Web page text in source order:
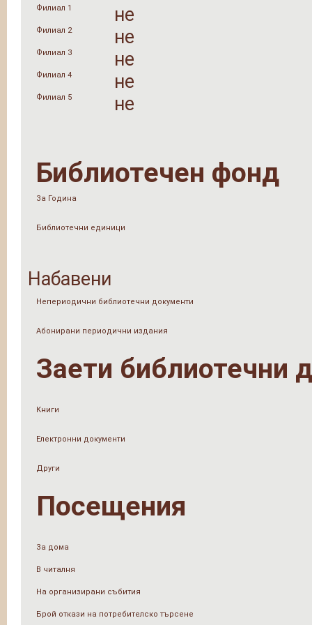
Филиал 1 не
Филиал 2 не
Филиал 3 не
Филиал 4 не
Филиал 5 не
Библиотечен фонд
За Година
Библиотечни единици
Набавени
Непериодични библиотечни документи
Абонирани периодични издания
Заети библиотечни
Книги
Електронни документи
Други
Посещения
За дома
В читалня
На организирани събития
Брой откази на потребителско търсене